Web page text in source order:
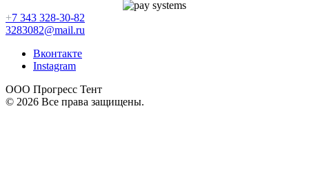
+7 343 328-30-82
3283082@mail.ru
Вконтакте
Instagram
ООО Прогресс Тент
© 2026 Все права защищены.